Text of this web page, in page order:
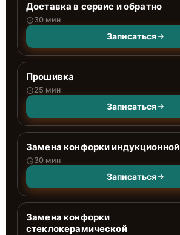
Доставка в сервис и обратно
30 мин
Записаться
Прошивка
25 мин
Записаться
Замена конфорки индукционной
30 мин
Записаться
Замена конфорки
стеклокерамической